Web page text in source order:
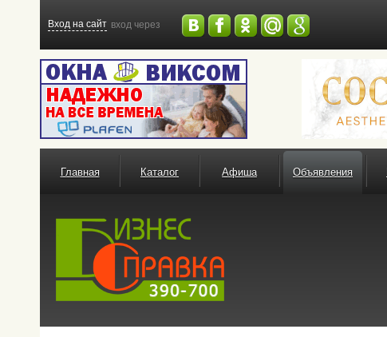
Вход на сайт вход через
Главная Каталог Афиша Объявления